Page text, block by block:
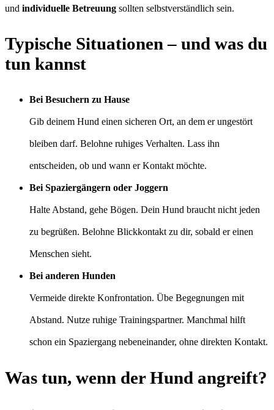
und individuelle Betreuung sollten selbstverständlich sein.
Typische Situationen – und was du
tun kannst
Bei Besuchern zu Hause
Gib deinem Hund einen sicheren Ort, an dem er ungestört
bleiben darf. Belohne ruhiges Verhalten. Lass ihn
entscheiden, ob und wann er Kontakt möchte.
Bei Spaziergängern oder Joggern
Halte Abstand, gehe Bögen. Dein Hund braucht nicht jeden
zu begrüßen. Belohne Blickkontakt zu dir, sobald er einen
Menschen sieht.
Bei anderen Hunden
Vermeide direkte Konfrontation. Übe Begegnungen mit
Abstand. Nutze ruhige Trainingspartner. Manchmal hilft
schon ein Spaziergang nebeneinander, ohne direkten Kontakt.
Was tun, wenn der Hund angreift?